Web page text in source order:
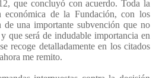
que concluyó con acuerdo. Toda la
económica de la Fundación, con los
de una importante subvención que no
que será de indudable importancia en
recoge detalladamente en los citados
me remito.